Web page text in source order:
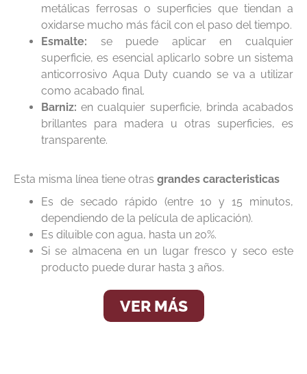
metálicas ferrosas o superficies que tiendan a
oxidarse mucho más fácil con el paso del tiempo.
Esmalte: se puede aplicar en cualquier
superficie, es esencial aplicarlo sobre un sistema
anticorrosivo Aqua Duty cuando se va a utilizar
como acabado final.
Barniz: en cualquier superficie, brinda acabados
brillantes para madera u otras superficies, es
transparente.
Esta misma línea tiene otras grandes caracteristicas
Es de secado rápido (entre 10 y 15 minutos,
dependiendo de la película de aplicación).
Es diluible con agua, hasta un 20%.
Si se almacena en un lugar fresco y seco este
producto puede durar hasta 3 años.
VER MÁS